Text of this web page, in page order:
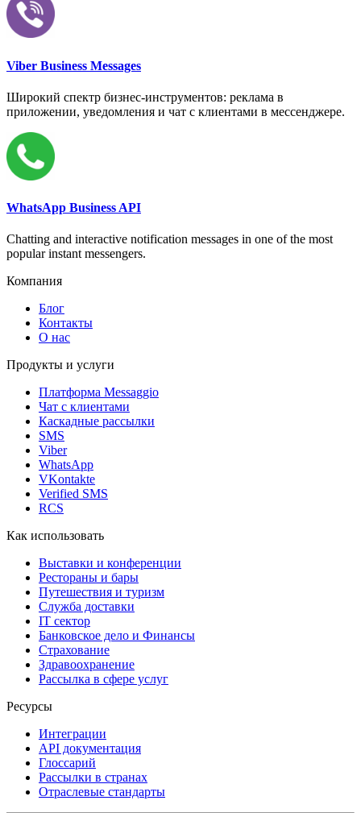
Viber Business Messages
Широкий спектр бизнес-инструментов: реклама в
приложении, уведомления и чат с клиентами в мессенджере.
WhatsApp Business API
Chatting and interactive notification messages in one of the most
popular instant messengers.
Компания
Блог
Контакты
О нас
Продукты и услуги
Платформа Messaggio
Чат с клиентами
Каскадные рассылки
SMS
Viber
WhatsApp
VKontakte
Verified SMS
RCS
Как использовать
Выставки и конференции
Рестораны и бары
Путешествия и туризм
Служба доставки
IT сектор
Банковское дело и Финансы
Страхование
Здравоохранение
Рассылка в сфере услуг
Ресурсы
Интеграции
API документация
Глоссарий
Рассылки в странах
Отраслевые стандарты